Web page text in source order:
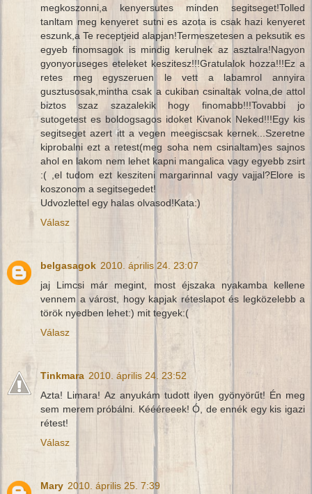
megkoszonni,a kenyersutes minden segitseget!Tolled
tanltam meg kenyeret sutni es azota is csak hazi kenyeret
eszunk,a Te receptjeid alapjan!Termeszetesen a peksutik es
egyeb finomsagok is mindig kerulnek az asztalra!Nagyon
gyonyoruseges eteleket keszitesz!!!Gratulalok hozza!!!Ez a
retes meg egyszeruen le vett a labamrol annyira
gusztusosak,mintha csak a cukiban csinaltak volna,de attol
biztos szaz szazalekik hogy finomabb!!!Tovabbi jo
sutogetest es boldogsagos idoket Kivanok Neked!!!Egy kis
segitseget azert itt a vegen meegiscsak kernek...Szeretne
kiprobalni ezt a retest(meg soha nem csinaltam)es sajnos
ahol en lakom nem lehet kapni mangalica vagy egyebb zsirt
:( ,el tudom ezt kesziteni margarinnal vagy vajjal?Elore is
koszonom a segitsegedet!
Udvozlettel egy halas olvasod!Kata:)
Válasz
belgasagok 2010. április 24. 23:07
jaj Limcsi már megint, most éjszaka nyakamba kellene
vennem a várost, hogy kapjak réteslapot és legközelebb a
török nyedben lehet:) mit tegyek:(
Válasz
Tinkmara 2010. április 24. 23:52
Azta! Limara! Az anyukám tudott ilyen gyönyörűt! Én meg
sem merem próbálni. Kéééreeek! Ó, de ennék egy kis igazi
rétest!
Válasz
Mary 2010. április 25. 7:39